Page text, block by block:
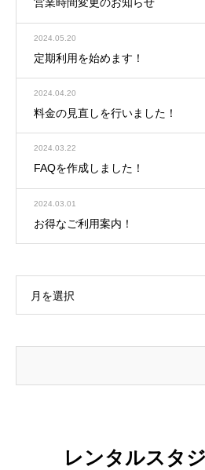
営業時間変更のお知らせ
2024.05.20
定期利用を始めます！
2024.04.20
料金の見直しを行いました！
2024.03.22
FAQを作成しました！
2024.03.01
お得なご利用案内！
月を選択
レンタルスタ